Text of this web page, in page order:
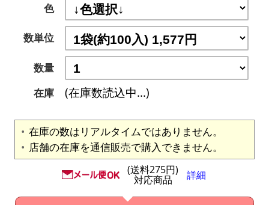
色
数単位
数量
在庫
(在庫数読込中...)
在庫の数はリアルタイムではありません。
店舗の在庫を通信販売で購入できません。
(送料275円)
対応商品 詳細